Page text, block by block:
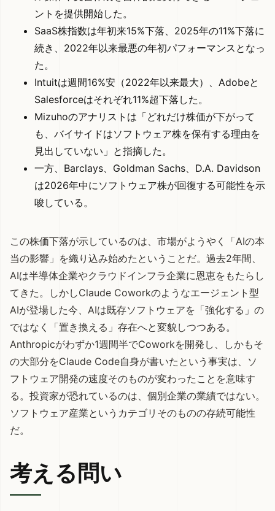
ントを提供開始した。
SaaS株指数は年初来15%下落、2025年の11%下落に
続き、2022年以来最悪の年初パフォーマンスとなっ
た。
Intuitは週間16%安（2022年以来最大）、Adobeと
Salesforceはそれぞれ11%超下落した。
Mizuhoのアナリストは「どれだけ株価が下がって
も、バイサイドはソフトウェア株を保有する理由を
見出していない」と指摘した。
一方、Barclays、Goldman Sachs、D.A. Davidson
は2026年中にソフトウェア株が回復する可能性を示
唆している。
この株価下落が示しているのは、市場がようやく「AIの本
当の影響」を織り込み始めたということだ。過去2年間、
AIは半導体企業やクラウドインフラ企業に恩恵をもたらし
てきた。しかしClaude Coworkのようなエージェント型
AIが登場した今、AIは既存ソフトウェアを「強化する」の
ではなく「置き換える」存在へと変貌しつつある。
Anthropicがわずか1週間半でCoworkを開発し、しかもそ
の大部分をClaude Code自身が書いたという事実は、ソ
フトウェア開発の速度そのものが変わったことを意味す
る。投資家が恐れているのは、個別企業の業績ではない。
ソフトウェア産業というカテゴリそのものの存続可能性
だ。
考える問い